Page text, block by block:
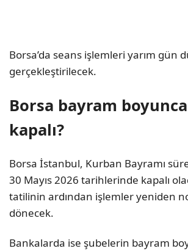
Borsa’da seans işlemleri yarım gün
gerçekleştirilecek.
Borsa bayram
kapalı?
Borsa İstanbul, Kurban Bayramı
30 Mayıs 2026 tarihlerinde kapalı
tatilinin ardından işlemler yeniden
dönecek.
Bankalarda ise şubelerin bayram